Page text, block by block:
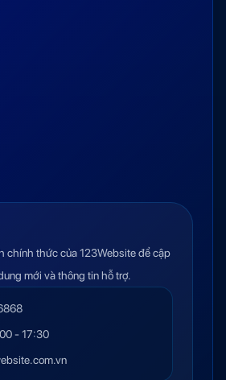
chính thức của 123Website để cập
mới và thông tin hỗ trợ.
- 17:30